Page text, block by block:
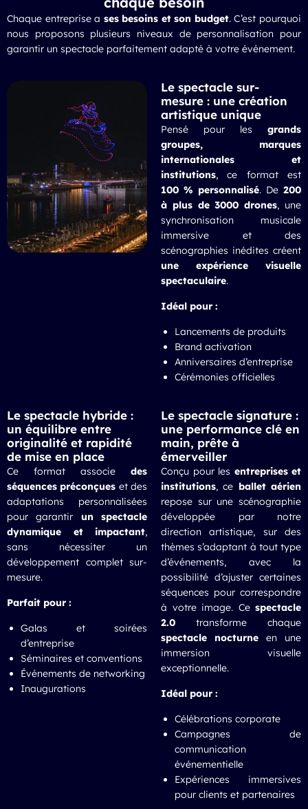
Chaque entreprise a ses besoins et son budget. C’est pourquoi
nous proposons plusieurs niveaux de personnalisation pour
garantir un spectacle parfaitement adapté à votre événement.
Le spectacle sur-
mesure : une création
artistique unique
Pensé pour les grands
groupes, marques
internationales et
institutions, ce format est
100 % personnalisé. De 200
à plus de 3000 drones, une
synchronisation musicale
immersive et des
scénographies inédites créent
une expérience visuelle
spectaculaire.
Idéal pour :
Lancements de produits
Brand activation
Anniversaires d’entreprise
Cérémonies officielles
Le spectacle hybride :
un équilibre entre
originalité et rapidité
de mise en place
Ce format associe des
séquences préconçues et des
adaptations personnalisées
pour garantir un spectacle
dynamique et impactant,
sans nécessiter un
développement complet sur-
mesure.
Parfait pour :
Galas et soirées
d’entreprise
Séminaires et conventions
Événements de networking
Inaugurations
Le spectacle signature :
une performance clé en
main, prête à
émerveiller
Conçu pour les entreprises et
institutions, ce ballet aérien
repose sur une scénographie
développée par notre
direction artistique, sur des
thèmes s’adaptant à tout type
d’événements, avec la
possibilité d’ajuster certaines
séquences pour correspondre
à votre image. Ce spectacle
2.0 transforme chaque
spectacle nocturne en une
immersion visuelle
exceptionnelle.
Idéal pour :
Célébrations corporate
Campagnes de
communication
événementielle
Expériences immersives
pour clients et partenaires